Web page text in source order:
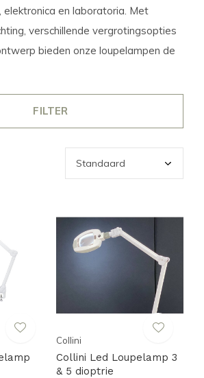
elektronica en laboratoria. Met
verschillende vergrotingsopties
bieden onze loupelampen de
FILTER
Collini
Collini Led Loupelamp 3
& 5 dioptrie